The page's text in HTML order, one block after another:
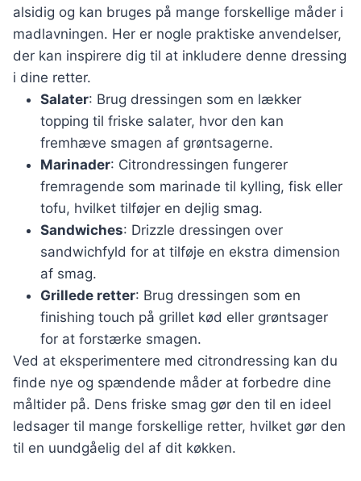
alsidig og kan bruges på mange forskellige måder i
madlavningen. Her er nogle praktiske anvendelser,
der kan inspirere dig til at inkludere denne dressing
i dine retter.
Salater: Brug dressingen som en lækker
topping til friske salater, hvor den kan
fremhæve smagen af grøntsagerne.
Marinader: Citrondressingen fungerer
fremragende som marinade til kylling, fisk eller
tofu, hvilket tilføjer en dejlig smag.
Sandwiches: Drizzle dressingen over
sandwichfyld for at tilføje en ekstra dimension
af smag.
Grillede retter: Brug dressingen som en
finishing touch på grillet kød eller grøntsager
for at forstærke smagen.
Ved at eksperimentere med citrondressing kan du
finde nye og spændende måder at forbedre dine
måltider på. Dens friske smag gør den til en ideel
ledsager til mange forskellige retter, hvilket gør den
til en uundgåelig del af dit køkken.